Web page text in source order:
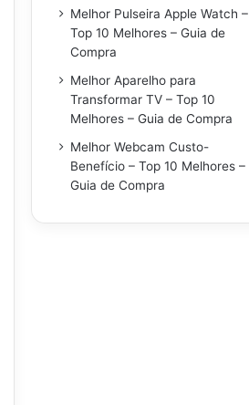
Melhor Pulseira Apple Watch –
Top 10 Melhores – Guia de
Compra
Melhor Aparelho para
Transformar TV – Top 10
Melhores – Guia de Compra
Melhor Webcam Custo-
Benefício – Top 10 Melhores –
Guia de Compra